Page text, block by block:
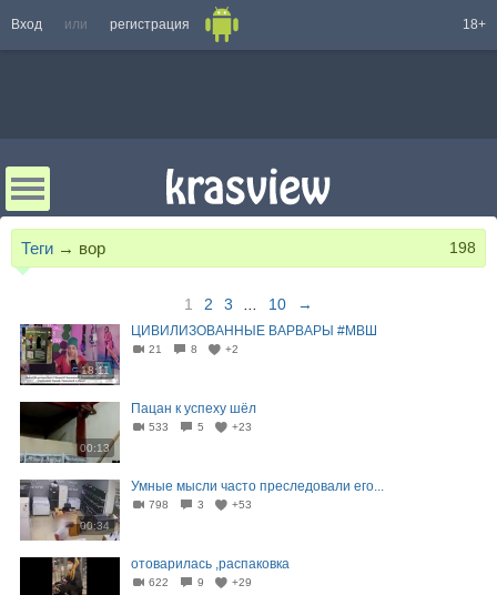
Вход или регистрация 18+
Теги → вор 198
1 2 3 10 →
18:11
ЦИВИЛИЗОВАННЫЕ ВАРВАРЫ #МВШ
21 8 +2
00:13
Пацан к успеху шёл
533 5 +23
00:34
Умные мысли часто преследовали его...
798 3 +53
отоварилась ,распаковка
622 9 +29